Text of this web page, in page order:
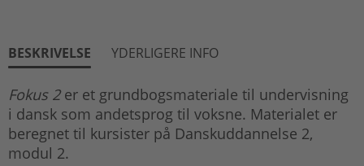
BESKRIVELSE YDERLIGERE INFO
Fokus 2er et grundbogsmateriale til undervisning
i dansk som andetsprog til voksne. Materialet er
beregnet til kursister på Danskuddannelse 2,
modul 2.